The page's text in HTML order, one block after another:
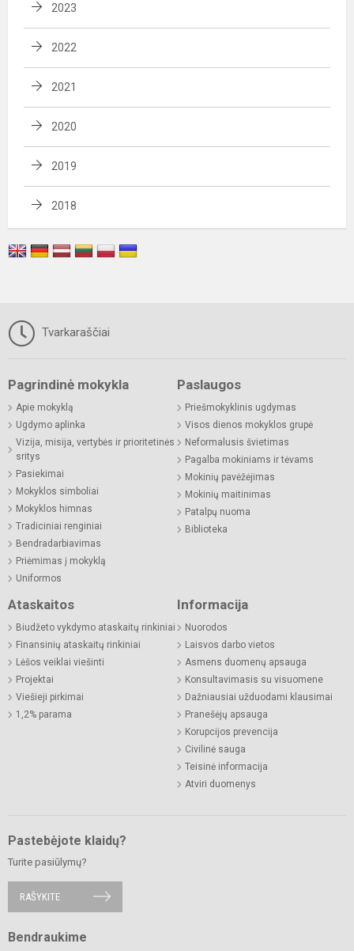
2023
2022
2021
2020
2019
2018
Tvarkaraščiai
Pagrindinė mokykla
Apie mokyklą
Ugdymo aplinka
Vizija, misija, vertybės ir prioritetinės
sritys
Pasiekimai
Mokyklos simboliai
Mokyklos himnas
Tradiciniai renginiai
Bendradarbiavimas
Priėmimas į mokyklą
Uniformos
Paslaugos
Priešmokyklinis ugdymas
Visos dienos mokyklos grupė
Neformalusis švietimas
Pagalba mokiniams ir tėvams
Mokinių pavėžėjimas
Mokinių maitinimas
Patalpų nuoma
Biblioteka
Ataskaitos
Biudžeto vykdymo ataskaitų rinkiniai
Finansinių ataskaitų rinkiniai
Lėšos veiklai viešinti
Projektai
Viešieji pirkimai
1,2% parama
Informacija
Nuorodos
Laisvos darbo vietos
Asmens duomenų apsauga
Konsultavimasis su visuomene
Dažniausiai užduodami klausimai
Pranešėjų apsauga
Korupcijos prevencija
Civilinė sauga
Teisinė informacija
Atviri duomenys
Pastebėjote klaidų?
Turite pasiūlymų?
RAŠYKITE
Bendraukime